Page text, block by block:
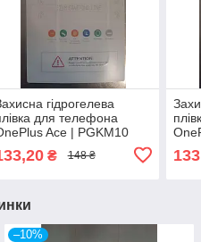
гідрогелева
для телефона
Ace | PGKM10
₴ 148 ₴
–10%